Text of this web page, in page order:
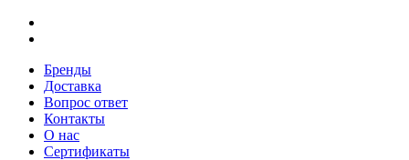
Бренды
Доставка
Вопрос ответ
Контакты
О нас
Сертификаты